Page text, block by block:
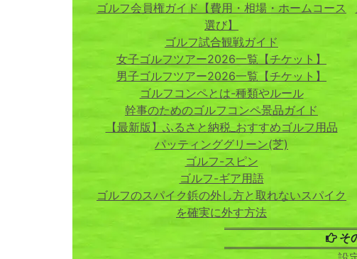
ゴルフ会員権ガイド【費用・相場・ホームコース
選び】
ゴルフ試合観戦ガイド
女子ゴルフツアー2026一覧【チケット】
男子ゴルフツアー2026一覧【チケット】
ゴルフコンペとは-種類やルール
幹事のためのゴルフコンペ景品ガイド
【最新版】ふるさと納税_おすすめゴルフ用品
パッティンググリーン(芝)
ゴルフ-スピン
ゴルフ-ギア用語
ゴルフのスパイク鋲の外し方と取れないスパイク
を確実に外す方法
そ